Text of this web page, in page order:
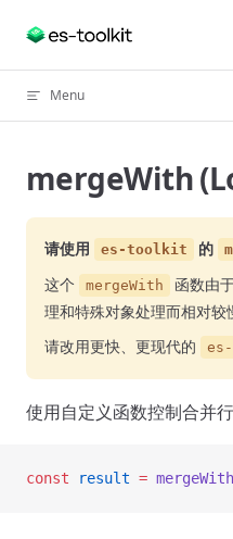
Skip to content
Menu
mergeWith
请使用 es-toolkit 的
这个 mergeWith
函数由
理和特殊对象处理而相对较
请改用更快、更现代的
使用自定义函数控制合并
const result = mergeWith